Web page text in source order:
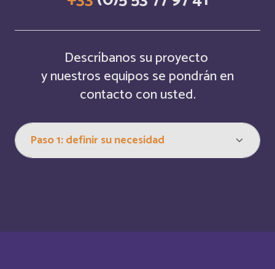
Descríbanos su proyecto
y nuestros equipos se pondrán en
contacto con usted.
Belize Inglés
Bermudes